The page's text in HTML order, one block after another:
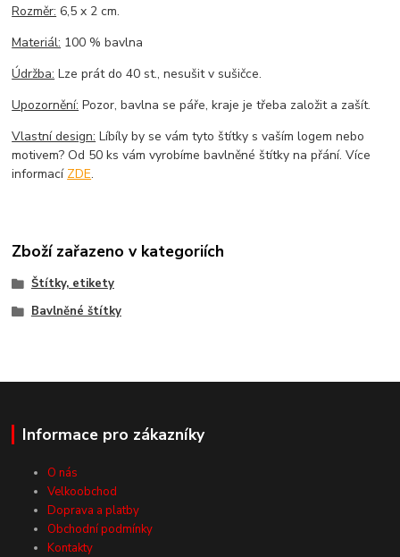
Rozměr: 6,5 x 2 cm.
Materiál: 100 % bavlna
Údržba: Lze prát do 40 st., nesušit v sušičce.
Upozornění: Pozor, bavlna se páře, kraje je třeba založit a zašít.
Vlastní design: Líbíly by se vám tyto štítky s vaším logem nebo
motivem? Od 50 ks vám vyrobíme bavlněné štítky na přání. Více
informací ZDE.
Zboží zařazeno v kategoriích
Štítky, etikety
Bavlněné štítky
Informace pro zákazníky
O nás
Velkoobchod
Doprava a platby
Obchodní podmínky
Kontakty